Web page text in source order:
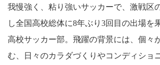
我慢強く、粘り強いサッカーで、激戦区
し全国高校総体に8年ぶり3回目の出場を
高校サッカー部。飛躍の背景には、個々
む、日々のカラダづくりやコンディショ